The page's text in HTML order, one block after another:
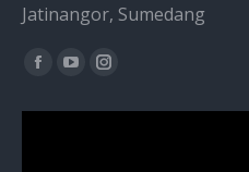
Jatinangor, Sumedang
Find us on:
Facebook
YouTubeInstagram